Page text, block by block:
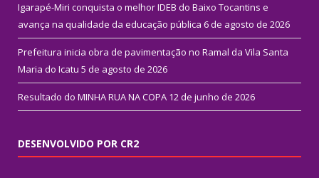
Igarapé-Miri conquista o melhor IDEB do Baixo Tocantins e
avança na qualidade da educação pública 6 de agosto de 2026
Prefeitura inicia obra de pavimentação no Ramal da Vila Santa
Maria do Icatu 5 de agosto de 2026
Resultado do MINHA RUA NA COPA 12 de junho de 2026
DESENVOLVIDO POR CR2